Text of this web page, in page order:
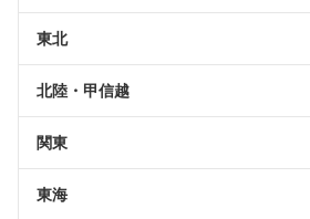
東北
北陸・甲信越
関東
東海